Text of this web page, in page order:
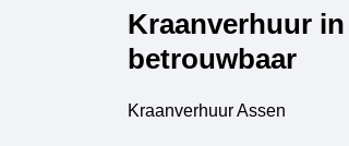
Kraanverhuur
betrouwbaar
Kraanverhuur Assen